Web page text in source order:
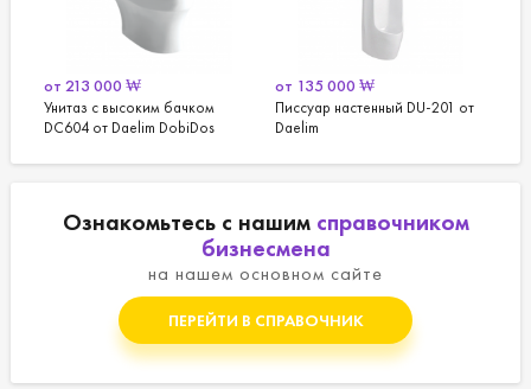
бачком
DobiDos
Писсуар настенный DU-201 от
Daelim
Раковина
Ознакомьтесь с нашим справочником
бизнесмена
на нашем основном сайте
ПЕРЕЙТИ В СПРАВОЧНИК